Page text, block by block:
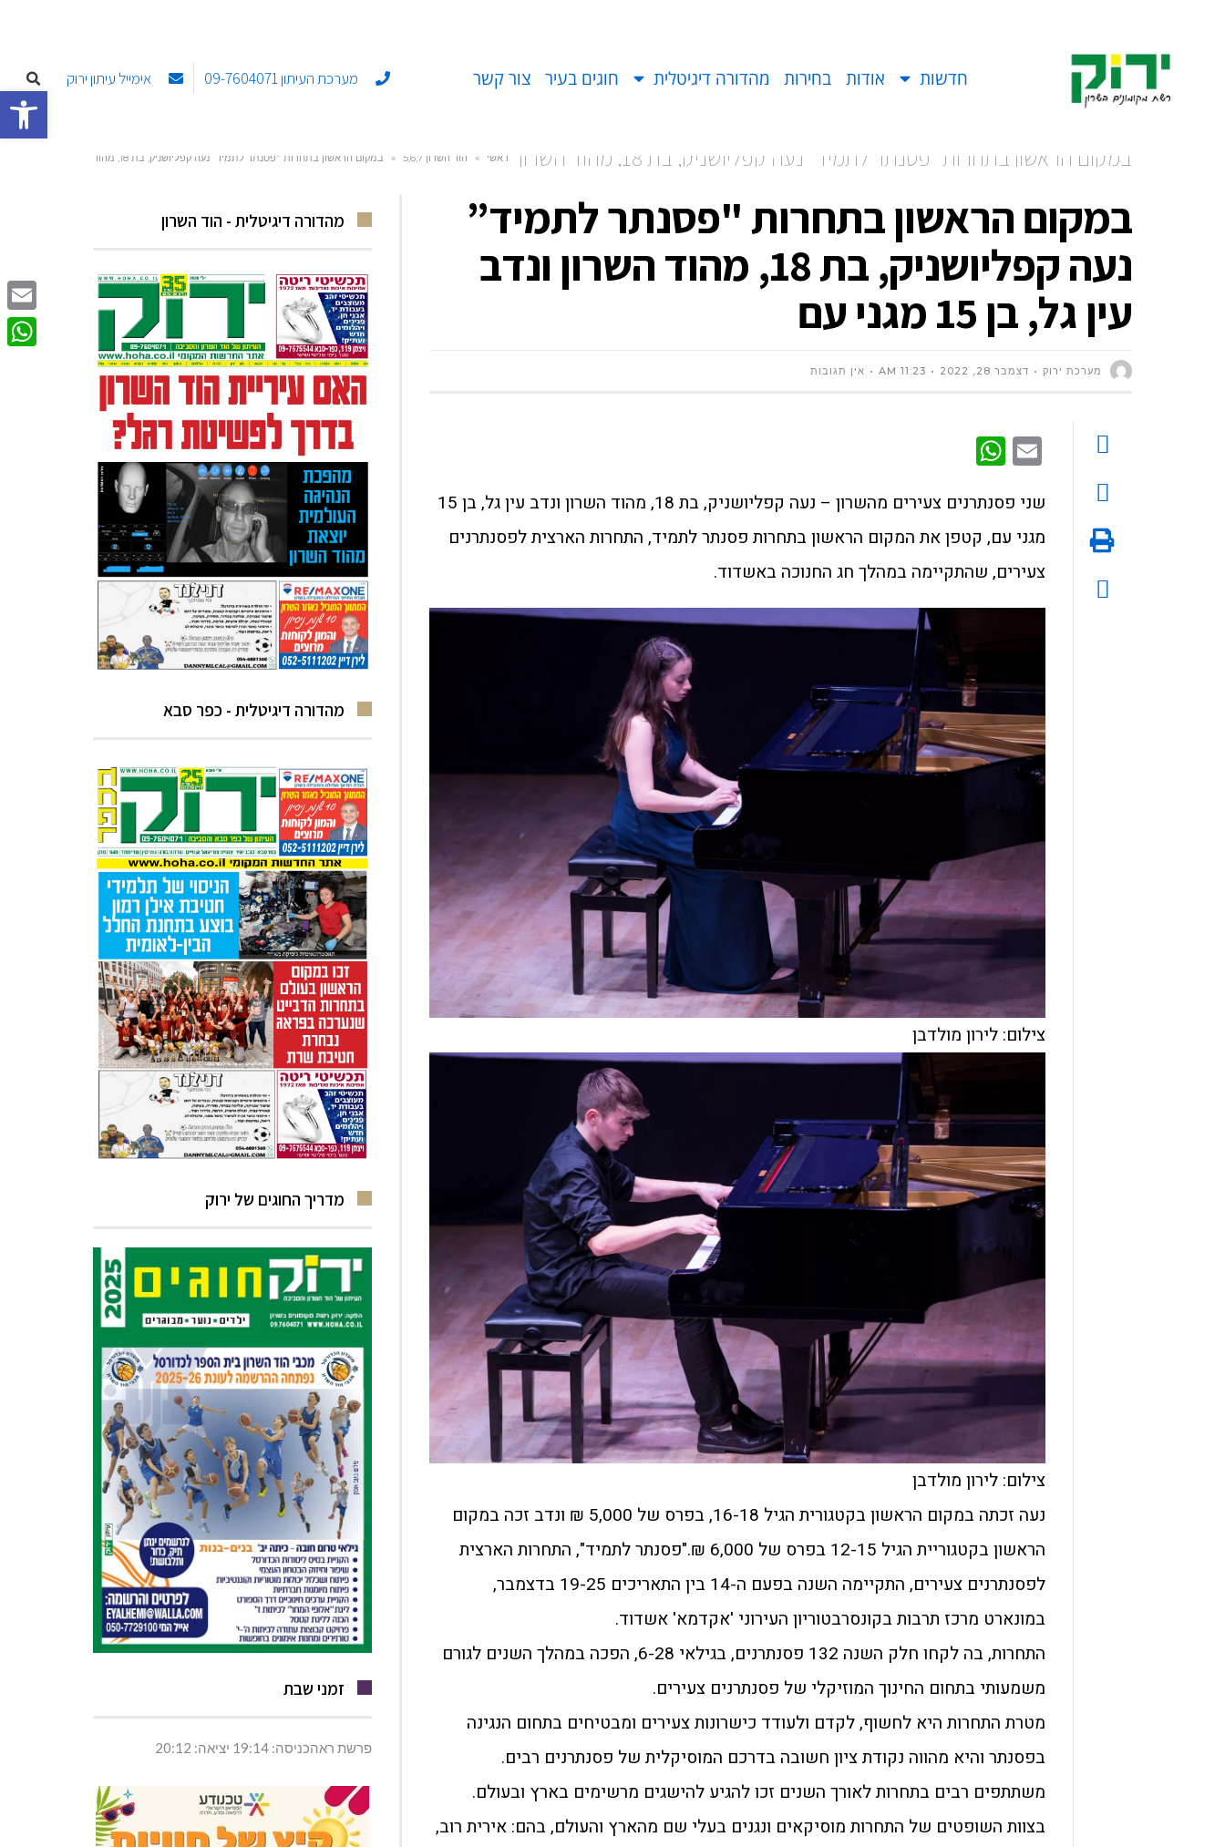
פתח חדשות אודות בחירות מהדורה דיגיטלית חוגים בעיר צור קשר מערכת העיתון 09-7604071 אימייל עיתון ירוק
במקום הראשון בתחרות "פסנתר לתמיד” נעה קפליושניק, בת 18, מהוד השרון
ונדב עין גל, בן 15 מגני עם
ראשי » הוד השרון 5,6,7 »
במקום הראשון בתחרות "פסנתר לתמיד” נעה קפליושניק, בת 18, מהוד
במקום הראשון בתחרות "פסנתר לתמיד”
נעה קפליושניק, בת 18, מהוד השרון ונדב
עין גל, בן 15 מגני עם
מערכת ירוק דצמבר 28, 2022 11:23 AM אין תגובות
Email
שני פסנתרנים צעירים מהשרון – נעה קפליושניק, בת 18, מהוד השרון ונדב עין גל, בן 15
מגני עם, קטפן את המקום הראשון בתחרות פסנתר לתמיד, התחרות הארצית לפסנתרנים
צעירים, שהתקיימה במהלך חג החנוכה באשדוד.
צילום: לירון מולדבן
צילום: לירון מולדבן
נעה זכתה במקום הראשון בקטגורית הגיל 16-18, בפרס של 5,000 ₪ ונדב זכה במקום
הראשון בקטגוריית הגיל 12-15 בפרס של 6,000 ₪."פסנתר לתמיד", התחרות הארצית
לפסנתרנים צעירים, התקיימה השנה בפעם ה-14 בין התאריכים 19-25 בדצמבר,
במונארט מרכז תרבות בקונסרבטוריון העירוני 'אקדמא' אשדוד.
התחרות, בה לקחו חלק השנה 132 פסנתרנים, בגילאי 6-28, הפכה במהלך השנים לגורם
משמעותי בתחום החינוך המוזיקלי של פסנתרנים צעירים.
מטרת התחרות היא לחשוף, לקדם ולעודד כישרונות צעירים ומבטיחים בתחום הנגינה
בפסנתר והיא מהווה נקודת ציון חשובה בדרכם המוסיקלית של פסנתרנים רבים.
משתתפים רבים בתחרות לאורך השנים זכו להגיע להישגים מרשימים בארץ ובעולם.
בצוות השופטים של התחרות מוסיקאים ונגנים בעלי שם מהארץ והעולם, בהם: אירית רוב,
מהדורה דיגיטלית - הוד השרון
מהדורה דיגיטלית - כפר סבא
מדריך החוגים של ירוק
זמני שבת
פרשת ראהכניסה: 19:14 יציאה: 20:12